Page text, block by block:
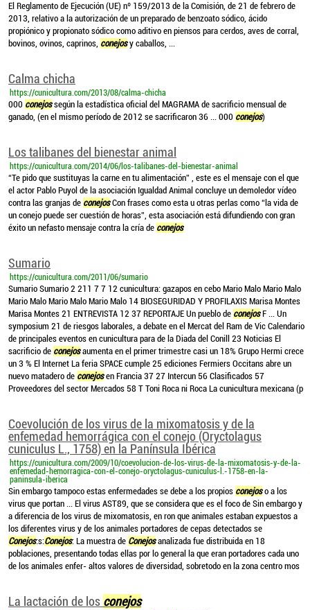
El Reglamento de Ejecución (UE) nº 159/2013 de la Comisión, de 21 de febrero de
2013, relativo a la autorización de un preparado de benzoato sódico, ácido
propiónico y propionato sódico como aditivo en piensos para cerdos, aves de corral,
bovinos, ovinos, caprinos, conejosy caballos, ...
Calma chicha
https://cunicultura.com/2013/08/calma-chicha
000 conejossegún la estadística oficial del MAGRAMA de sacrificio mensual de
ganado, (en el mismo período de 2012 se sacrificaron 36 ... 000 conejos)
Los talibanes del bienestar animal
https://cunicultura.com/2014/06/los-talibanes-del-bienestar-animal
“Te pido que sustituyas la carne en tu alimentación” , este es el mensaje con el que
el actor Pablo Puyol de la asociación Igualdad Animal concluye un demoledor vídeo
contra las granjas de conejosCon frases como esta u otras perlas como “la vida de
un conejo puede ser cuestión de horas”, esta asociación está difundiendo con gran
éxito un nefasto mensaje contra la cría de conejos
Sumario
https://cunicultura.com/2011/06/sumario
Sumario Sumario 2 211 7 7 12 cunicultura: gazapos en cebo Mario Malo Mario Malo
Mario Malo Mario Malo Mario Malo 14 BIOSEGURIDAD Y PROFILAXIS Marisa Montes
Marisa Montes 21 ENTREVISTA 12 37 REPORTAJE Un pueblo de conejosF ... Un
symposium 21 de riesgos laborales, a debate en el Mercat del Ram de Vic Calendario
de principales eventos en cunicultura para de la Diada del Conill 23 Noticias El
sacrificio de conejosaumenta en el primer trimestre casi un 18% Grupo Hermi crece
un 3 % El Internet La feria SPACE cumple 25 ediciones Fermiers Occitans abre un
nuevo matadero de conejosen Francia 37 27 Intercun 56 Clasificados 57
Proveedores del sector Mercados 58 T Toni Roca ni Roca La cunicultura mexicana (p
Coevolución de los virus de la mixomatosis y de la
enfemedad hemorrágica con el conejo (Oryctolagus
cuniculus L., 1758) en la Panínsula Ibérica
https://cunicultura.com/2009/10/coevolucion-de-los-virus-de-la-mixomatosis-y-de-la-
enfemedad-hemorragica-con-el-conejo-oryctolagus-cuniculus-l.-1758-en-la-
paninsula-iberica
Sin embargo tampoco estas enfermedades se debe a los propios conejoso a los
virus que portan ... El virus AST89, que se considera que es el foco de Sin embargo y
a diferencia de los virus de mixomatosis, en ron que animales estaban expuestos a
los diferentes virus y de los animales portadores de cepas detectados se
Conejos:s:Conejos: La muestra de Conejosanalizada fue distribuida en 18
poblaciones, presentando todas ellas por lo general la que eran portadores cada uno
de los animales enfer- altos valores de diversidad, sobretodo en la zona centro mos
La lactación de los conejos